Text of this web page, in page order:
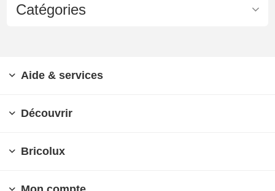
Catégories
Aide & services
Découvrir
Bricolux